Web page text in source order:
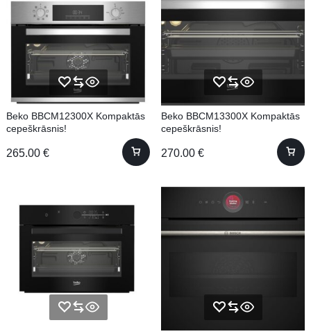
Beko BBCM12300X Kompaktās
cepeškrāsnis!
265.00 €
Beko BBCM13300X Kompaktās
cepeškrāsnis!
270.00 €